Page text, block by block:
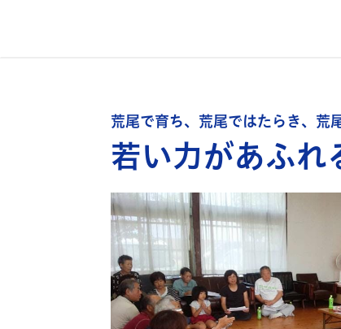
荒尾で育ち、荒尾ではたらき、荒
若い力があふれ